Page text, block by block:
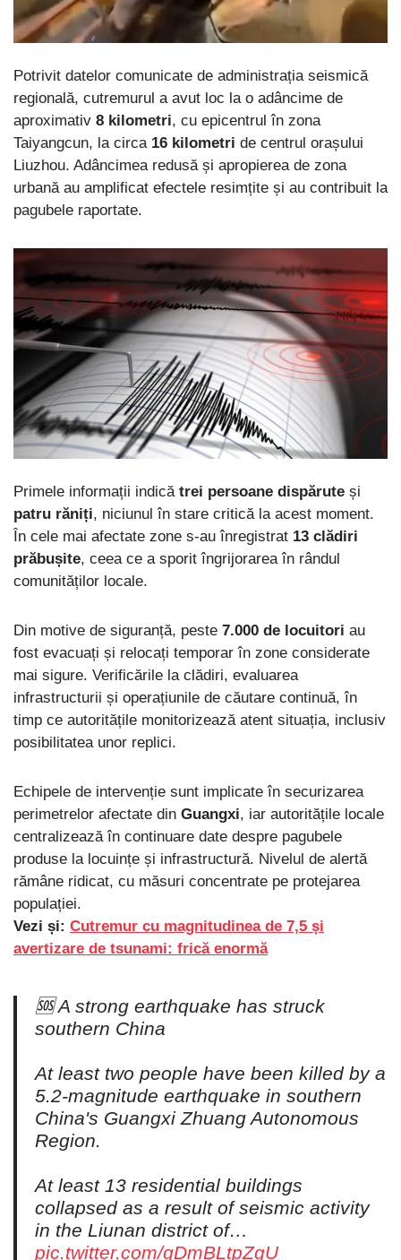
Potrivit datelor comunicate de administrația seismică
regională, cutremurul a avut loc la o adâncime de
aproximativ 8 kilometri, cu epicentrul în zona
Taiyangcun, la circa 16 kilometri de centrul orașului
Liuzhou. Adâncimea redusă și apropierea de zona
urbană au amplificat efectele resimțite și au contribuit la
pagubele raportate.
Primele informații indică trei persoane dispărute și
patru răniți, niciunul în stare critică la acest moment.
În cele mai afectate zone s-au înregistrat 13 clădiri
prăbușite, ceea ce a sporit îngrijorarea în rândul
comunităților locale.
Din motive de siguranță, peste 7.000 de locuitori au
fost evacuați și relocați temporar în zone considerate
mai sigure. Verificările la clădiri, evaluarea
infrastructurii și operațiunile de căutare continuă, în
timp ce autoritățile monitorizează atent situația, inclusiv
posibilitatea unor replici.
Echipele de intervenție sunt implicate în securizarea
perimetrelor afectate din Guangxi, iar autoritățile locale
centralizează în continuare date despre pagubele
produse la locuințe și infrastructură. Nivelul de alertă
rămâne ridicat, cu măsuri concentrate pe protejarea
populației.
Vezi și: Cutremur cu magnitudinea de 7,5 și
avertizare de tsunami: frică enormă
🆘 A strong earthquake has struck
southern China
At least two people have been killed by a
5.2-magnitude earthquake in southern
China's Guangxi Zhuang Autonomous
Region.
At least 13 residential buildings
collapsed as a result of seismic activity
in the Liunan district of…
pic.twitter.com/gDmBLtpZgU